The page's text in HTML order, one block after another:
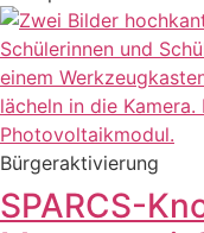
Bürgeraktivierung
SPARCS-